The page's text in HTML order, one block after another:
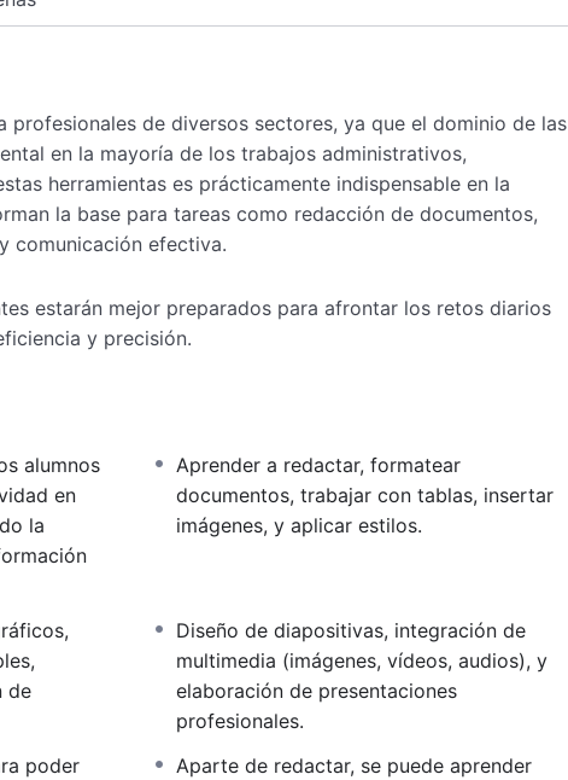
de diversos sectores, ya que el dominio de las
en la mayoría de los trabajos administrativos,
herramientas es prácticamente indispensable en la
la base para tareas como redacción de documentos,
comunicación efectiva.
estarán mejor preparados para afrontar los retos diarios
y precisión.
alumnos
en
la
Aprender a redactar, formatear
documentos, trabajar con tablas, insertar
imágenes, y aplicar estilos.
de
Diseño de diapositivas, integración de
multimedia (imágenes, vídeos, audios), y
elaboración de presentaciones
profesionales.
poder
Aparte de redactar, se puede aprender